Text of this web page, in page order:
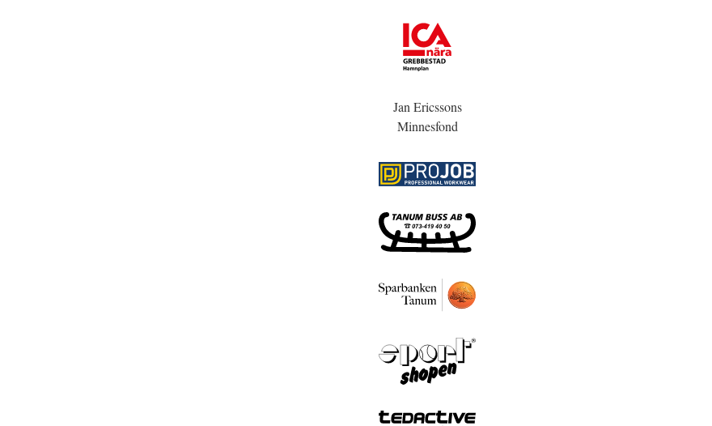
Jan Ericssons
Minnesfond